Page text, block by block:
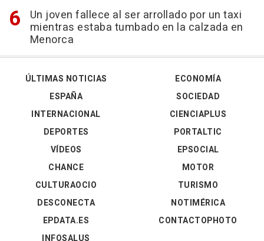
Un joven fallece al ser arrollado por un taxi
mientras estaba tumbado en la calzada en
Menorca
ÚLTIMAS NOTICIAS
ESPAÑA
INTERNACIONAL
DEPORTES
VÍDEOS
ECONOMÍA
SOCIEDAD
CIENCIAPLUS
PORTALTIC
EPSOCIAL
CHANCE
CULTURAOCIO
DESCONECTA
EPDATA.ES
MOTOR
TURISMO
NOTIMÉRICA
CONTACTOPHOTO